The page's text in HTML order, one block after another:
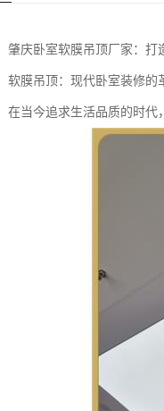
肇庆卧室软膜吊顶厂家：打
软膜吊顶：现代卧室装修的
在当今追求生活品质的时代